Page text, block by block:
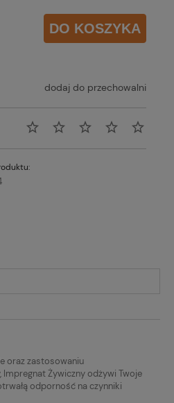
DO KOSZYKA
dodaj do przechowalni
kosztów płatności
oraz zastosowaniu
Żywiczny odżywi Twoje
odporność na czynniki